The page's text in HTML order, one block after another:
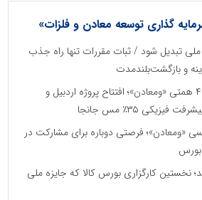
گذاری توسعه معادن و فلزات»
ملی تبدیل شود / ثبات مقررات تنها راه جذب
و بازگشت‌بلندمدت
رونمایی از نقشه راه ۴۵۰ همتی «ومعادن»؛ افتتاح پروژه اردبیل و
«ومعادن»؛ فرصتی دوباره برای مشارکت در
بورس
کارگزاری بورس کالا که جایزه ملی